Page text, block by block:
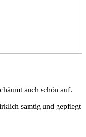
auch schön auf.
samtig und gepflegt